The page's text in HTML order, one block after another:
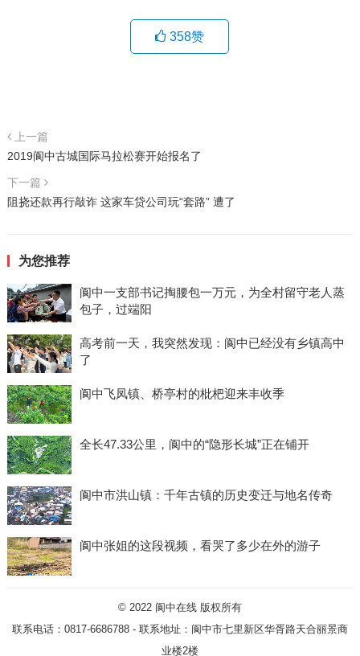
358赞
上一篇
2019阆中古城国际马拉松赛开始报名了
下一篇
阻挠还款再行敲诈 这家车贷公司玩“套路” 遭了
为您推荐
阆中一支部书记掏腰包一万元，为全村留守老人蒸
包子，过端阳
高考前一天，我突然发现：阆中已经没有乡镇高中
了
阆中飞凤镇、桥亭村的枇杷迎来丰收季
全长47.33公里，阆中的“隐形长城”正在铺开
阆中市洪山镇：千年古镇的历史变迁与地名传奇
阆中张姐的这段视频，看哭了多少在外的游子
© 2022 阆中在线版权所有
联系电话：0817-6686788 - 联系地址：阆中市七里新区华胥路天合丽景商
业楼2楼